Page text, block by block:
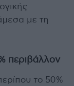
με τη
περιβάλλον
το 50%